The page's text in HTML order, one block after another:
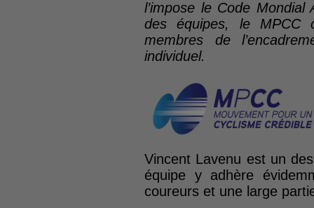
l’impose le Code Mondial
des équipes, le MPCC
membres de
individuel.
Vincent Lavenu est un
équipe y adhère
coureurs et une large